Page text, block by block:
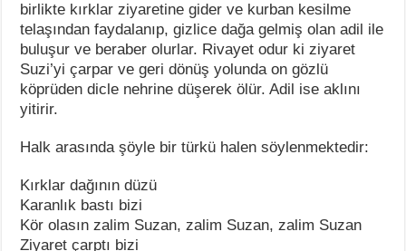
birlikte kırklar ziyaretine gider ve kurban kesilme
telaşından faydalanıp, gizlice dağa gelmiş olan adil ile
buluşur ve beraber olurlar. Rivayet odur ki ziyaret
Suzi’yi çarpar ve geri dönüş yolunda on gözlü
köprüden dicle nehrine düşerek ölür. Adil ise aklını
yitirir.
Halk arasında şöyle bir türkü halen söylenmektedir:
Kırklar dağının düzü
Karanlık bastı bizi
Kör olasın zalim Suzan, zalim Suzan, zalim Suzan
Ziyaret çarptı bizi